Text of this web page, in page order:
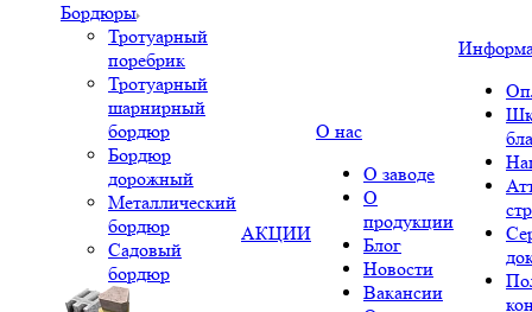
Бордюры
Тротуарный
поребрик
Тротуарный
шарнирный
бордюр
Бордюр
дорожный
Металлический
бордюр
Садовый
бордюр
АКЦИИ
О нас
О заводе
О
продукции
Блог
Новости
Вакансии